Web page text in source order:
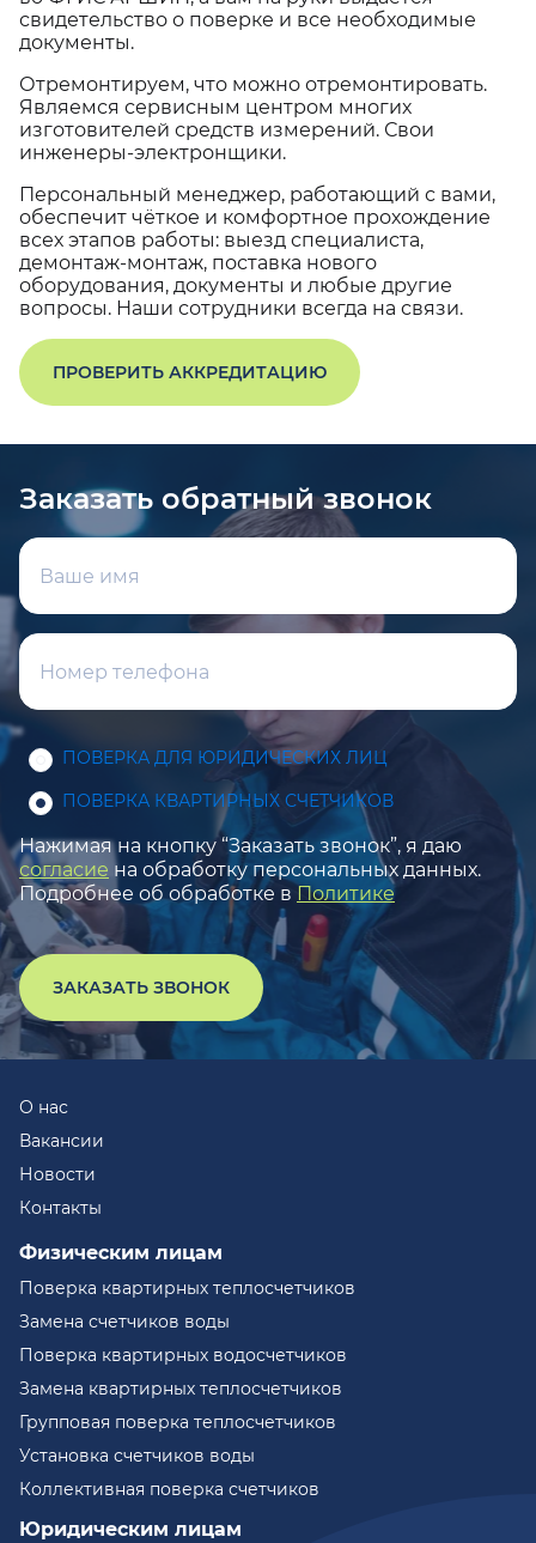
свидетельство о поверке и все необходимые
документы.
Отремонтируем, что можно отремонтировать.
Являемся сервисным центром многих
изготовителей средств измерений. Свои
инженеры-электронщики.
Персональный менеджер, работающий с вами,
обеспечит чёткое и комфортное прохождение
всех этапов работы: выезд специалиста,
демонтаж-монтаж, поставка нового
оборудования, документы и любые другие
вопросы. Наши сотрудники всегда на связи.
ПРОВЕРИТЬ АККРЕДИТАЦИЮ
Заказать обратный звонок
ПОВЕРКА ДЛЯ ЮРИДИЧЕСКИХ ЛИЦ
ПОВЕРКА КВАРТИРНЫХ СЧЕТЧИКОВ
Нажимая на кнопку “Заказать звонок”, я даю
согласие на обработку персональных данных.
Подробнее об обработке в Политике
ЗАКАЗАТЬ ЗВОНОК
О нас
Вакансии
Новости
Контакты
Физическим лицам
Поверка квартирных теплосчетчиков
Замена счетчиков воды
Поверка квартирных водосчетчиков
Замена квартирных теплосчетчиков
Групповая поверка теплосчетчиков
Установка счетчиков воды
Коллективная поверка счетчиков
Юридическим лицам